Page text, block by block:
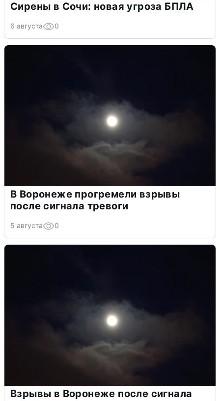
Сирены в Сочи: новая угроза БПЛА
6 августа 0
В Воронеже прогремели взрывы
после сигнала тревоги
5 августа 0
Взрывы в Воронеже после сигнала